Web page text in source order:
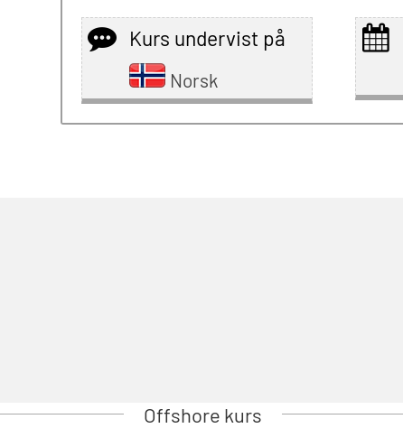
Kurs undervist på
Norsk
Offshore kurs